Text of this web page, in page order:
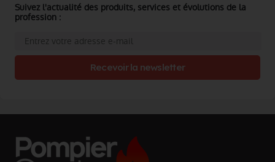
Suivez l'actualité des produits, services et évolutions de la
profession :
Recevoir la newsletter